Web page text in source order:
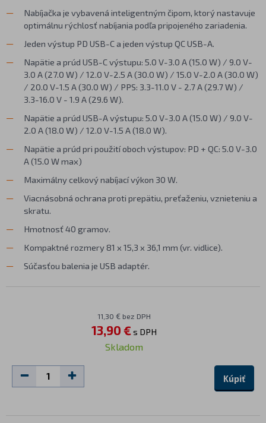
Nabíjačka je vybavená inteligentným čipom, ktorý nastavuje
optimálnu rýchlosť nabíjania podľa pripojeného zariadenia.
Jeden výstup PD USB-C a jeden výstup QC USB-A.
Napätie a prúd USB-C výstupu: 5.0 V-3.0 A (15.0 W) / 9.0 V-
3.0 A (27.0 W) / 12.0 V-2.5 A (30.0 W) / 15.0 V-2.0 A (30.0 W)
/ 20.0 V-1.5 A (30.0 W) / PPS: 3.3-11.0 V - 2.7 A (29.7 W) /
3.3-16.0 V - 1.9 A (29.6 W).
Napätie a prúd USB-A výstupu: 5.0 V-3.0 A (15.0 W) / 9.0 V-
2.0 A (18.0 W) / 12.0 V-1.5 A (18.0 W).
Napätie a prúd pri použití oboch výstupov: PD + QC: 5.0 V-3.0
A (15.0 W max)
Maximálny celkový nabíjací výkon 30 W.
Viacnásobná ochrana proti prepätiu, preťaženiu, vznieteniu a
skratu.
Hmotnosť 40 gramov.
Kompaktné rozmery 81 x 15,3 x 36,1 mm (vr. vidlice).
Súčasťou balenia je USB adaptér.
11,30 € bez DPH
13,90 €s DPH
Skladom
Kúpiť